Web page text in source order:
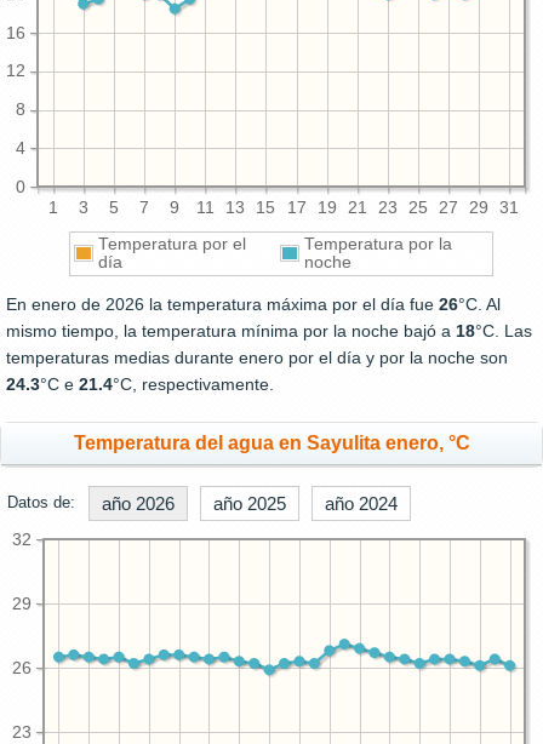
1 3 5 7 9 11 13 15 17 19 21 23 25 27 29 31
0
4
8
12
16
Temperatura por el
día
Temperatura por la
noche
En enero de 2026 la temperatura máxima por el día fue 26°C. Al
mismo tiempo, la temperatura mínima por la noche bajó a 18°C. Las
temperaturas medias durante enero por el día y por la noche son
24.3°C e 21.4°C, respectivamente.
Temperatura del agua en Sayulita enero, °C
Datos de: año 2026 año 2025 año 2024
23
26
29
32